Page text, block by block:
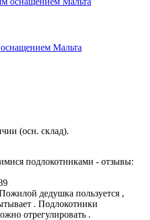
Мальта
(осн. склад).
подлокотниками - отзывы:
дедушка пользуется ,
. Подлокотники
отрегулировать .